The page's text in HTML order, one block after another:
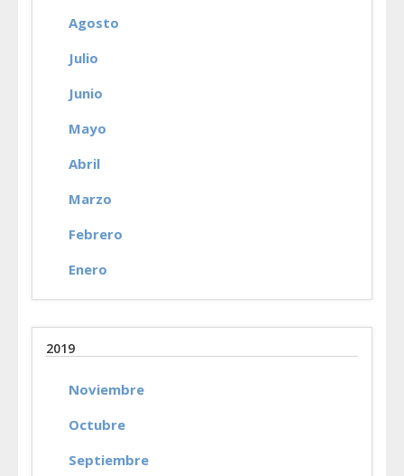
Agosto
Julio
Junio
Mayo
Abril
Marzo
Febrero
Enero
2019
Noviembre
Octubre
Septiembre